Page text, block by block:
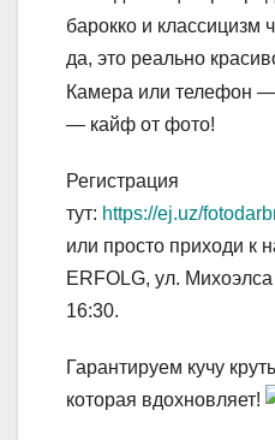
барокко и классицизм
да, это реально
Камера или телефон
— кайф от фото!
Регистрация
тут: https://ej.uz/
или просто приходи к
ERFOLG, ул.
16:30.
Гарантируем кучу
которая вдохновляет!